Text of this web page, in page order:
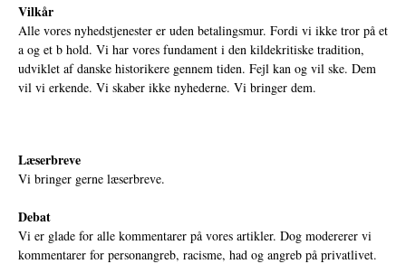
Vilkår
Alle vores nyhedstjenester er uden betalingsmur. Fordi vi ikke tror på et
a og et b hold. Vi har vores fundament i den kildekritiske tradition,
udviklet af danske historikere gennem tiden. Fejl kan og vil ske. Dem
vil vi erkende. Vi skaber ikke nyhederne. Vi bringer dem.
Læserbreve
Vi bringer gerne læserbreve.
Debat
Vi er glade for alle kommentarer på vores artikler. Dog modererer vi
kommentarer for personangreb, racisme, had og angreb på privatlivet.